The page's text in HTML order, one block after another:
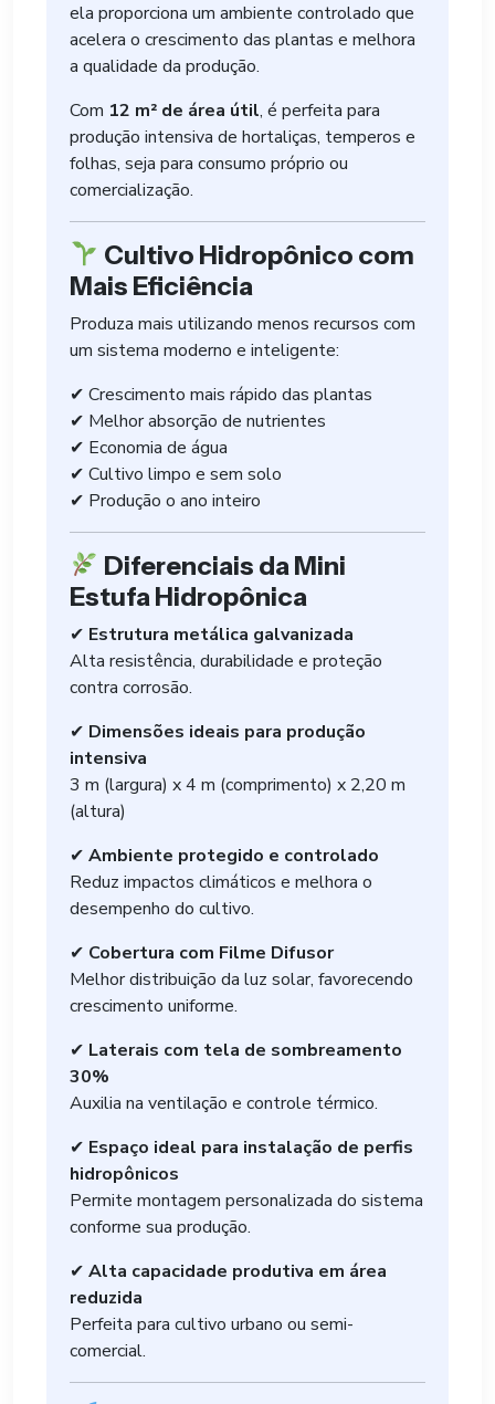
ela proporciona um ambiente controlado que
acelera o crescimento das plantas e melhora
a qualidade da produção.
Com 12 m² de área útil, é perfeita para
produção intensiva de hortaliças, temperos e
folhas, seja para consumo próprio ou
comercialização.
Cultivo Hidropônico com
Mais Eficiência
Produza mais utilizando menos recursos com
um sistema moderno e inteligente:
✔ Crescimento mais rápido das plantas
✔ Melhor absorção de nutrientes
✔ Economia de água
✔ Cultivo limpo e sem solo
✔ Produção o ano inteiro
Diferenciais da Mini
Estufa Hidropônica
✔ Estrutura metálica galvanizada
Alta resistência, durabilidade e proteção
contra corrosão.
✔ Dimensões ideais para produção
intensiva
3 m (largura) x 4 m (comprimento) x 2,20 m
(altura)
✔ Ambiente protegido e controlado
Reduz impactos climáticos e melhora o
desempenho do cultivo.
✔ Cobertura com Filme Difusor
Melhor distribuição da luz solar, favorecendo
crescimento uniforme.
✔ Laterais com tela de sombreamento
30%
Auxilia na ventilação e controle térmico.
✔ Espaço ideal para instalação de perfis
hidropônicos
Permite montagem personalizada do sistema
conforme sua produção.
✔ Alta capacidade produtiva em área
reduzida
Perfeita para cultivo urbano ou semi-
comercial.